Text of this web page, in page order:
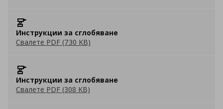
Инструкции за сглобяване
Свалете PDF (730 KB)
Инструкции за сглобяване
Свалете PDF (308 KB)